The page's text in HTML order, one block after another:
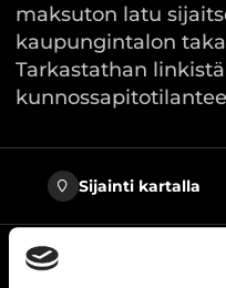
maksuton latu
kaupungintalon
Tarkastathan
Sijainti kartalla